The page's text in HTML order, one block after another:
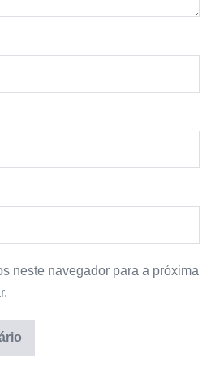
neste navegador para a próxima